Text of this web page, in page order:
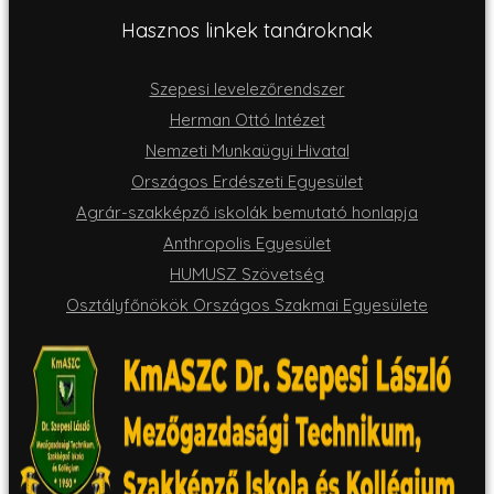
Hasznos linkek tanároknak
Szepesi levelezőrendszer
Herman Ottó Intézet
Nemzeti Munkaügyi Hivatal
Országos Erdészeti Egyesület
Agrár-szakképző iskolák bemutató honlapja
Anthropolis Egyesület
HUMUSZ Szövetség
Osztályfőnökök Országos Szakmai Egyesülete